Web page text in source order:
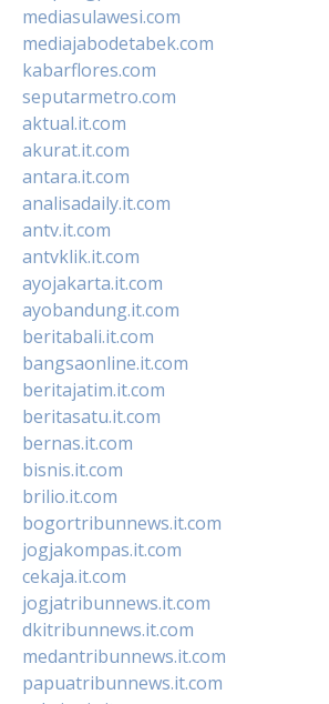
mediasulawesi.com
mediajabodetabek.com
kabarflores.com
seputarmetro.com
aktual.it.com
akurat.it.com
antara.it.com
analisadaily.it.com
antv.it.com
antvklik.it.com
ayojakarta.it.com
ayobandung.it.com
beritabali.it.com
bangsaonline.it.com
beritajatim.it.com
beritasatu.it.com
bernas.it.com
bisnis.it.com
brilio.it.com
bogortribunnews.it.com
jogjakompas.it.com
cekaja.it.com
jogjatribunnews.it.com
dkitribunnews.it.com
medantribunnews.it.com
papuatribunnews.it.com